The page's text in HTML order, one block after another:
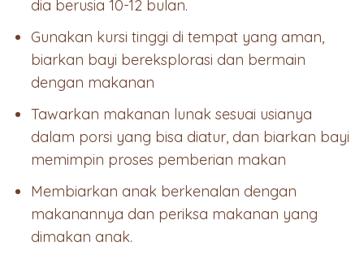
dia berusia 10-12 bulan.
Gunakan kursi tinggi di tempat yang aman,
biarkan bayi bereksplorasi dan bermain
dengan makanan
Tawarkan makanan lunak sesuai usianya
dalam porsi yang bisa diatur, dan biarkan bayi
memimpin proses pemberian makan
Membiarkan anak berkenalan dengan
makanannya dan periksa makanan yang
dimakan anak.